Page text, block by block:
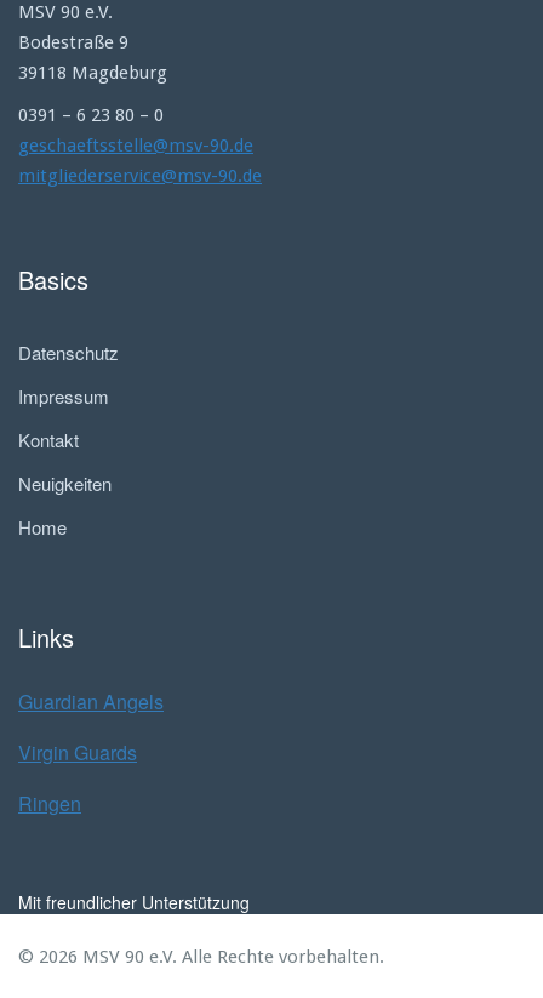
MSV 90 e.V.
Bodestraße 9
39118 Magdeburg
0391 – 6 23 80 – 0
geschaeftsstelle@msv-90.de
mitgliederservice@msv-90.de
Basics
Datenschutz
Impressum
Kontakt
Neuigkeiten
Home
Links
Guardian Angels
Virgin Guards
Ringen
Mit freundlicher Unterstützung
© 2026 MSV 90 e.V. Alle Rechte vorbehalten.